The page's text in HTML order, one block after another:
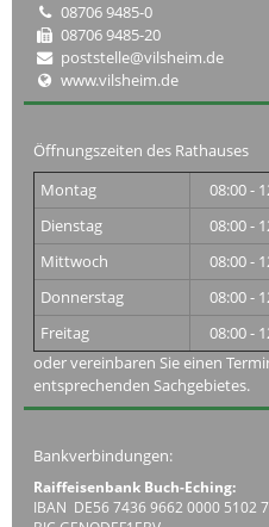
08706 9485-0
08706 9485-20
poststelle@vilsheim.de
www.vilsheim.de
Öffnungszeiten des Rathauses
Montag
08:00 -
Dienstag
08:00 -
Mittwoch
08:00 -
Donnerstag
08:00 -
Freitag
08:00 -
oder vereinbaren Sie einen
entsprechenden Sachgebietes.
Bankverbindungen:
Raiffeisenbank Buch-Eching:
IBAN DE56 7436 9662 0000 5102